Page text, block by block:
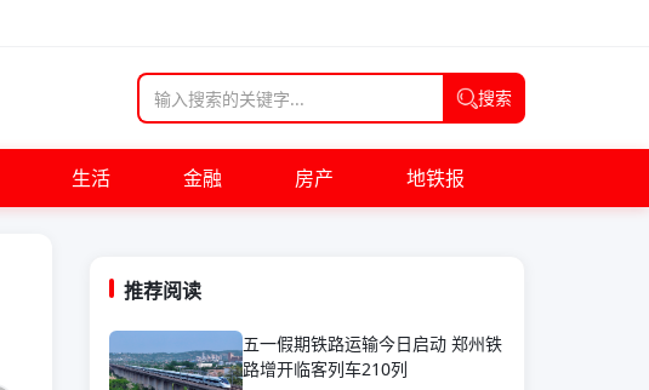
搜索
生活 金融 房产 地铁报
推荐阅读
五一假期铁路运输今日启动 郑州铁
路增开临客列车210列